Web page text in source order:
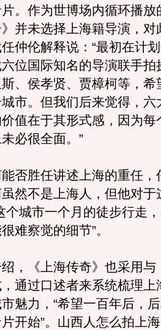
。作为世博场内循环播放
并未选择上海籍导演，对
仲伦解释说：“最初在计
位国际知名的导演联手拍
、侯孝贤、贾樟柯等，希
市。但我们后来觉得，六
值在于其形式感，因为每
必很全面。”
胜任讲述上海的重任，
然不是上海人，但他对于
个城市一个月的徒步行走
难察觉的细节”。
《上海传奇》也采用与
通过口述者来系统梳理上
魅力，“希望一百年后，
开始”。山西人怎么拍上